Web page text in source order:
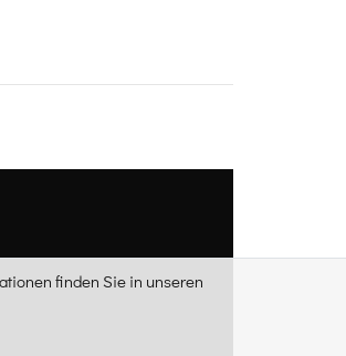
finden Sie in unseren